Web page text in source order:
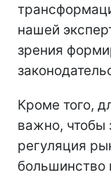
нашей
зрения
Кроме того,
важно, чтобы
регуляция
большинство